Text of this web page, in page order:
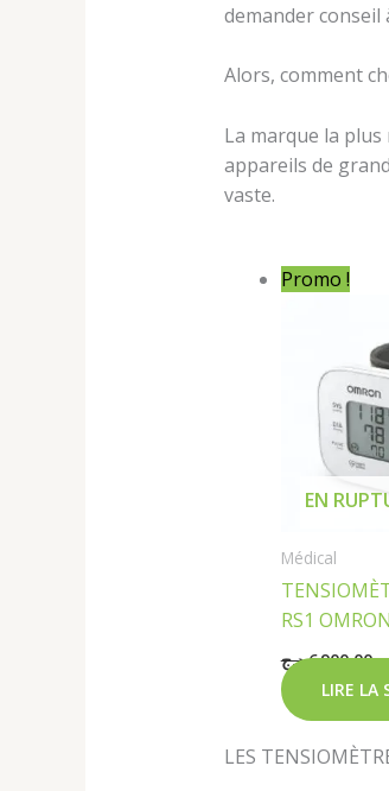
demander conseil
Alors, comment
La marque la
appareils de
vaste.
Promo !
EN
Médical
RS1 OMRON
6 900,00 د.ج
LIRE LA
LES